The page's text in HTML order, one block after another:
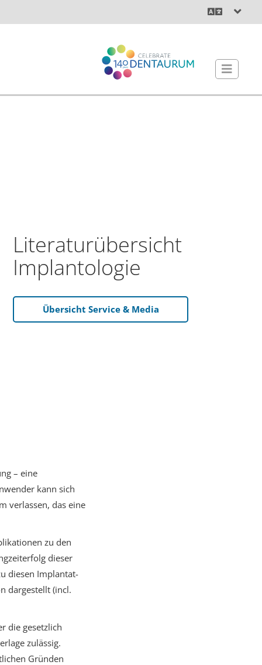
Literaturübersicht
Implantologie
Übersicht Service & Media
– eine
kann sich
verlassen, das eine
zu den
dieser
diesen Implantat-
dargestellt (incl.
die gesetzlich
zulässig.
Gründen